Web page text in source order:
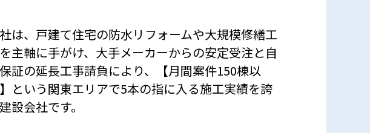
は、戸建て住宅の防水リフォームや大規模修繕工
主軸に手がけ、大手メーカーからの安定受注と自
証の延長工事請負により、【月間案件150棟以
という関東エリアで5本の指に入る施工実績を誇
設会社です。